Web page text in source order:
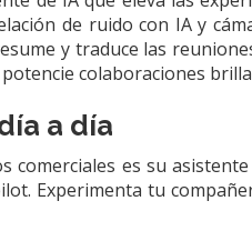
de ruido con IA y
y traduce las
colaboraciones
a día
comerciales es su
Experimenta tu